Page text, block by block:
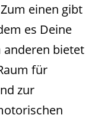
einen gibt
es Deine
anderen bietet
für
zur